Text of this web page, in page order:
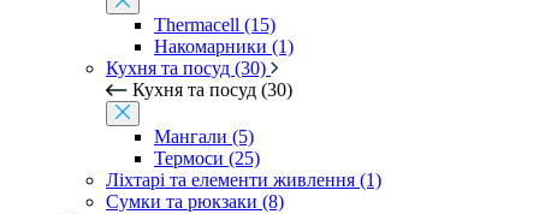
Thermacell (15)
Накомарники (1)
Кухня та посуд (30)
Кухня та посуд (30)
Мангали (5)
Термоси (25)
Ліхтарі та елементи живлення (1)
Сумки та рюкзаки (8)